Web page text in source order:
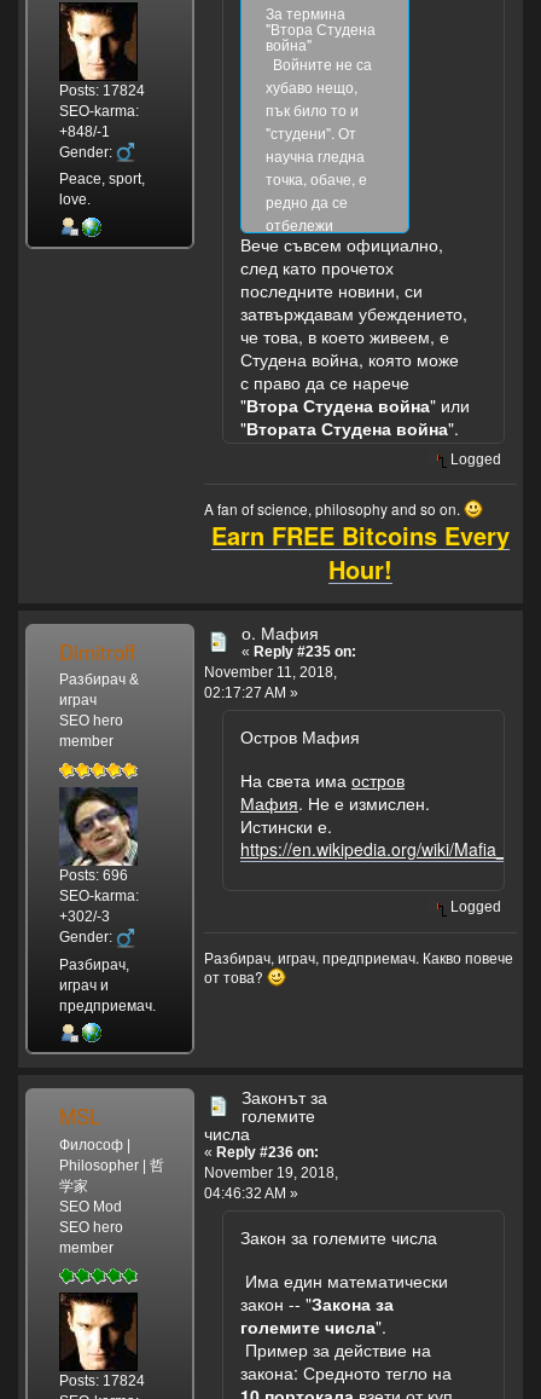
Posts: 17824
SEO-karma:
+848/-1
Gender:
Peace, sport,
love.
За термина
"Втора Студена
война"
Войните не са
хубаво нещо,
пък било то и
"студени". От
научна гледна
точка, обаче, е
редно да се
отбележи
наличието на
едно ново
понятие, които
отразява
сегашната
геополитическа
обстановка до
голяма степен, а
то е "Втората
Вече съвсем официално,
след като прочетох
последните новини, си
затвърждавам убеждението,
че това, в което живеем, е
Студена война, която може
с право да се нарече
"Втора Студена война" или
"Втората Студена война".
Logged
A fan of science, philosophy and so on.
Earn FREE Bitcoins Every
Hour!
Dimitroff
Разбирач &
играч
SEO hero
member
Posts: 696
SEO-karma:
+302/-3
Gender:
Разбирач,
играч и
предприемач.
о. Мафия
« Reply #235 on:
November 11, 2018,
02:17:27 AM »
Остров Мафия
На света има остров
Мафия. Не е измислен.
Истински е.
https://en.wikipedia.org/wiki/
Logged
Разбирач, играч, предприемач. Какво повече
от това?
MSL
Философ |
Philosopher | 哲
学家
SEO Mod
SEO hero
member
Posts: 17824
Законът за
големите
числа
« Reply #236 on:
November 19, 2018,
04:46:32 AM »
Закон за големите числа
Има един математически
закон -- "Закона за
големите числа".
Пример за действие на
закона: Средното тегло на